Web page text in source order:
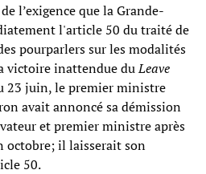
l’exigence que la Grande-
l'article 50 du traité de
pourparlers sur les modalités
victoire inattendue duLeave
23 juin, le premier ministre
avait annoncé sa démission
et premier ministre après
octobre; il laisserait son
50.